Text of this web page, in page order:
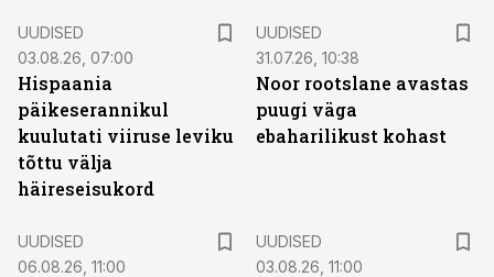
UUDISED
03.08.26, 07:00
Hispaania
päikeserannikul
kuulutati viiruse leviku
tõttu välja
häireseisukord
UUDISED
31.07.26, 10:38
Noor rootslane avastas
puugi väga
ebaharilikust kohast
UUDISED
06.08.26, 11:00
UUDISED
03.08.26, 11:00